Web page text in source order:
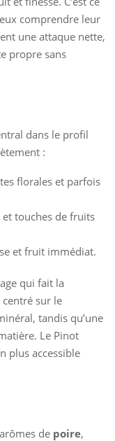
comprendre leur
une attaque nette,
propre sans
dans le profil
:
florales et parfois
touches de fruits
et fruit immédiat.
qui fait la
centré sur le
tandis qu’une
Le Pinot
plus accessible
de poire,